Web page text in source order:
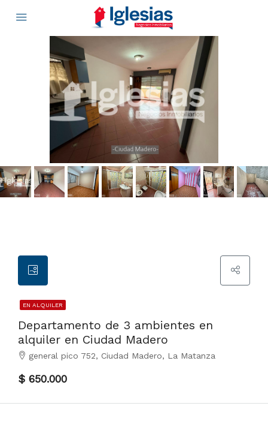
EN ALQUILER
Departamento de 3 ambientes en
alquiler en Ciudad Madero
general pico 752, Ciudad Madero, La Matanza
$ 650.000